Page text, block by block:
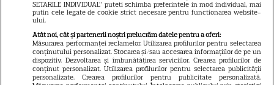
URMĂREȘTE-NE PE
Copyright2026Ringier Romania – Toate Drepturile rezervate
SETARILE INDIVIDUAL” puteti schimba preferintele in mod individual, mai
putin cele legate de cookie strict necesare pentru functionarea website-
ului.
Atât noi, cât și partenerii noștri prelucrăm datele pentru a oferi:
Măsurarea performanței reclamelor. Utilizarea profilurilor pentru selectarea
conținutului personalizat. Stocarea și/sau accesarea informațiilor de pe un
dispozitiv. Dezvoltarea și îmbunătățirea serviciilor. Crearea profilurilor de
conținut personalizat. Utilizarea profilurilor pentru selectarea publicității
personalizate. Crearea profilurilor pentru publicitate personalizată.